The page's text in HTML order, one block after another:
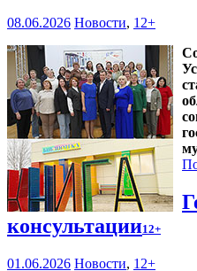
08.06.2026 Новости, 12+
консультации12+
01.06.2026 Новости, 12+